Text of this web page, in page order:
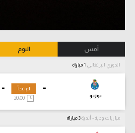
أمس اليوم
الدوري البرتغالي
-
بورتو
- لم تبدأ
مباريات ودية - أندية